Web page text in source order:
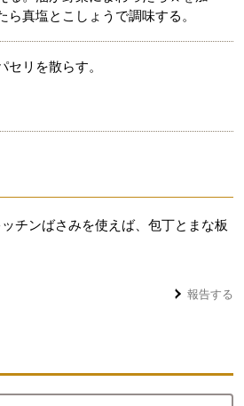
ら真塩とこしょうで調味する。
セリを散らす。
チンばさみを使えば、包丁とまな板
報告する